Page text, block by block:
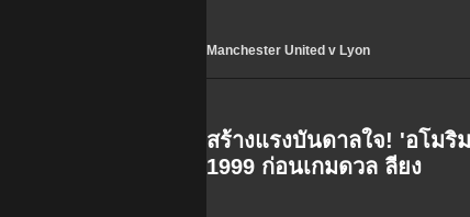
Manchester United v Lyon
สร้างแรงบันดาลใจ! 'อโมริ
1999 ก่อนเกมดวล ลียง